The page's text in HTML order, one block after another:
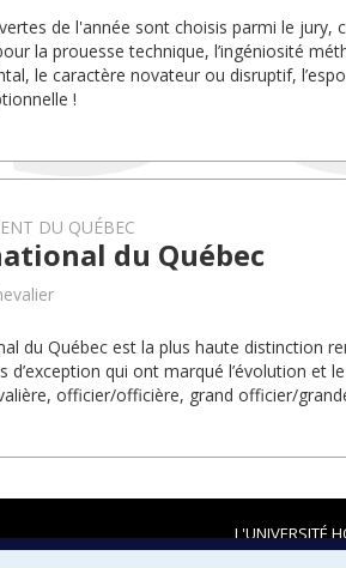
de l'année sont choisis parmi le jury,
la prouesse technique, l’ingéniosité
le caractère novateur ou disruptif,
!
DU QUÉBEC
du Québec
du Québec est la plus haute distinction
d’exception qui ont marqué l’évolution et
officier/officière, grand officier/
L'UNIVERSITÉ